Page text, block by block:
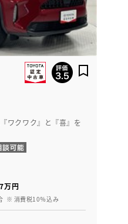
ワクワク』と『喜』を
万円
※ 消費税10％込み